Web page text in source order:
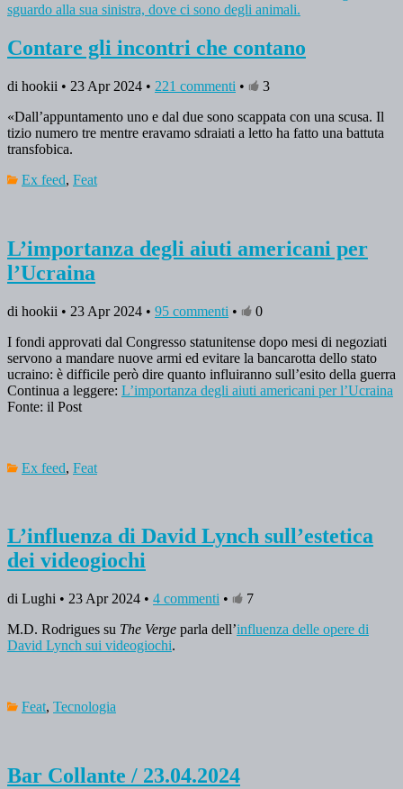
Contare gli incontri che contano
di hookii • 23 Apr 2024 • 221 commenti •
3
«Dall’appuntamento uno e dal due sono scappata con una scusa. Il
tizio numero tre mentre eravamo sdraiati a letto ha fatto una battuta
transfobica.
Ex feed, Feat
L’importanza degli aiuti americani per
l’Ucraina
di hookii • 23 Apr 2024 • 95 commenti •
0
I fondi approvati dal Congresso statunitense dopo mesi di negoziati
servono a mandare nuove armi ed evitare la bancarotta dello stato
ucraino: è difficile però dire quanto influiranno sull’esito della guerra
Continua a leggere: L’importanza degli aiuti americani per l’Ucraina
Fonte: il Post
Ex feed, Feat
L’influenza di David Lynch sull’estetica
dei videogiochi
di Lughi • 23 Apr 2024 • 4 commenti •
7
M.D. Rodrigues su The Verge parla dell’influenza delle opere di
David Lynch sui videogiochi.
Feat, Tecnologia
Bar Collante / 23.04.2024